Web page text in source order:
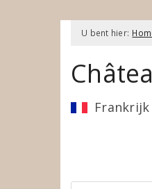
U bent hier: